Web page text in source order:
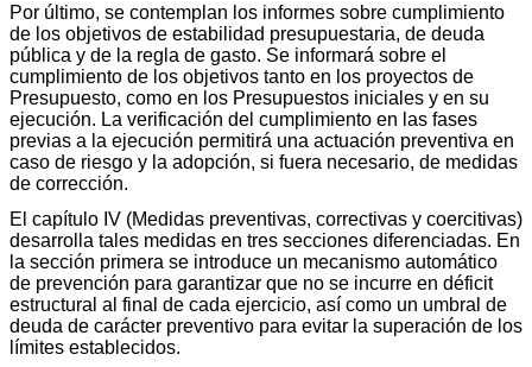
Por último, se contemplan los informes sobre cumplimiento
de los objetivos de estabilidad presupuestaria, de deuda
pública y de la regla de gasto. Se informará sobre el
cumplimiento de los objetivos tanto en los proyectos de
Presupuesto, como en los Presupuestos iniciales y en su
ejecución. La verificación del cumplimiento en las fases
previas a la ejecución permitirá una actuación preventiva en
caso de riesgo y la adopción, si fuera necesario, de medidas
de corrección.
El capítulo IV (Medidas preventivas, correctivas y coercitivas)
desarrolla tales medidas en tres secciones diferenciadas. En
la sección primera se introduce un mecanismo automático
de prevención para garantizar que no se incurre en déficit
estructural al final de cada ejercicio, así como un umbral de
deuda de carácter preventivo para evitar la superación de los
límites establecidos.